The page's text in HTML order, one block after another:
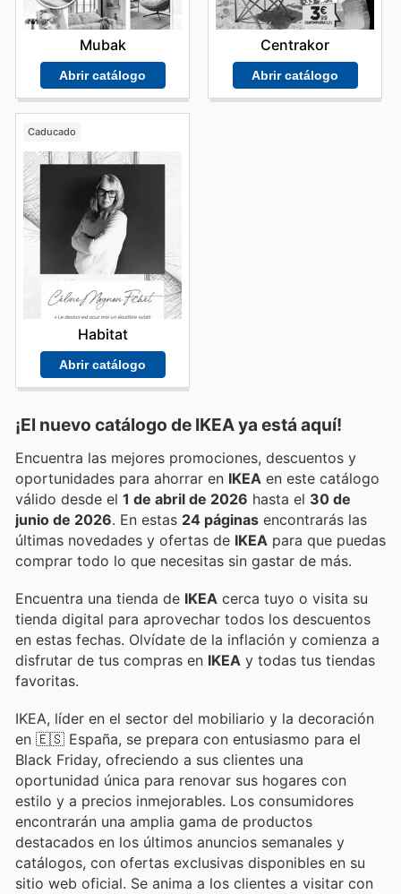
Mubak
Abrir catálogo
Centrakor
Abrir catálogo
Caducado
Habitat
Abrir catálogo
¡El nuevo catálogo de IKEAya está aquí!
Encuentra las mejores promociones, descuentos y
oportunidades para ahorrar en IKEA en este catálogo
válido desde el 1 de abril de 2026 hasta el 30 de
junio de 2026 . En estas 24 páginas encontrarás las
últimas novedades y ofertas de IKEA para que puedas
comprar todo lo que necesitas sin gastar de más.
Encuentra una tienda de IKEA cerca tuyo o visita su
tienda digital para aprovechar todos los descuentos
en estas fechas. Olvídate de la inflación y comienza a
disfrutar de tus compras en IKEA y todas tus tiendas
favoritas.
IKEA, líder en el sector del mobiliario y la decoración
en 🇪🇸 España, se prepara con entusiasmo para el
Black Friday, ofreciendo a sus clientes una
oportunidad única para renovar sus hogares con
estilo y a precios inmejorables. Los consumidores
encontrarán una amplia gama de productos
destacados en los últimos anuncios semanales y
catálogos, con ofertas exclusivas disponibles en su
sitio web oficial. Se anima a los clientes a visitar con